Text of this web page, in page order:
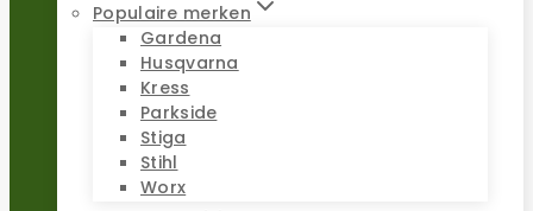
Populaire merken
Gardena
Husqvarna
Kress
Parkside
Stiga
Stihl
Worx